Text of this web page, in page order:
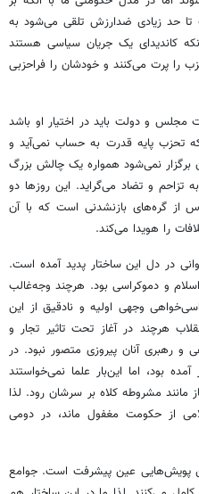
تا حد زیادی ضدارزش تلقی می‌شود به
کاندیدای یک جریان سیاسی هستند
را پرت می‌کنند و خودشان را فراحزبی
و دولت باید در اختیار او باشد
که تحزب پایه قدرت به حساب نمی‌آید و
نمی‌شود همواره یک چالش بزرگ
تزاحم و تضاد می‌گراید. این روزها دو
از گره‌های بازنشدنی است که با آن
را هویدا می‌کند.
در دل این ساختار پدید آمده است.
و دموکراسی بود. هرچند وجه‌غالب
وجهی اولیه و نادقیق از این
هرچند در آغاز تحت تاثیر تجار و
و رهبری آنان پیروزی متصور نبود. در
بود، اما این‌بار علما نمی‌خواستند
مشروطه کلاه بر سرشان رود. لذا
از حکومت مغفول ماند، در دومی
پویش‌هایی عین پیشرفت است. جوامع